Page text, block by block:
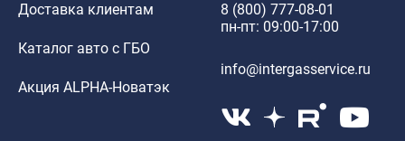
Доставка клиентам
Каталог авто с ГБО
Акция ALPHA-Новатэк
8 (800) 777-08-01
пн-пт: 09:00-17:00
info@intergasservice.ru